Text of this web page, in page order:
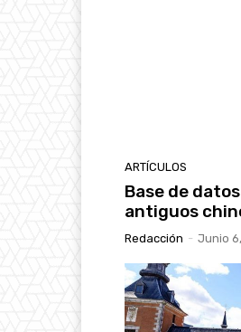
ARTÍCULOS
Base de
antiguos
Redacción - Junio